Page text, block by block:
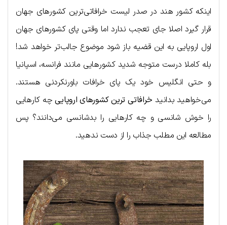
اینکه کشور هند در صدر لیست خرافاتی‌ترین کشورهای جهان
قرار گیرد اصلا جای تعجب ندارد اما وقتی پای کشورهای جهان
اول اروپایی به این قضیه باز شود موضوع جالب‌تر خواهد شد!
بله کاملا درست متوجه شدید کشورهایی مانند فرانسه، اسپانیا
و حتی انگلیس خود یک پای خرافات باورنکردنی هستند.
می‌خواهید بدانید خرافاتی ترین کشورهای اروپاییچه کارهایی
را خوش شانسی و چه کارهایی را بدشانسی می‌دانند؟ پس
مطالعه این مطلب جذاب را از دست ندهید.